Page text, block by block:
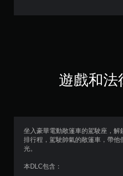
遊戲和法
坐入豪華電動敞篷車的駕駛座，解
排行程，駕駛帥氣的敞篷車，帶他
光。
本DLC包含：